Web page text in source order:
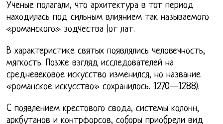
Ученые полагали, что архитектура в тот период
находилась под сильным влиянием так называемого
«романского» зодчества (от лат.
В характеристике святых появлялись человечность,
мягкость. Позже взгляд исследователей на
средневековое искусство изменился, но название
«романское искусство» сохранилось. 1270—1288).
C появлением крестового свода, системы колонн,
аркбутанов и контрфорсов, соборы приобрели вид